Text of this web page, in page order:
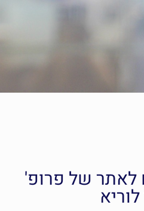
לאתר של פרופ'